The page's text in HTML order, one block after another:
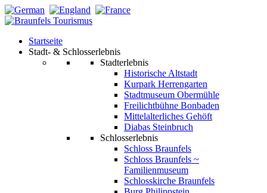
Startseite
Stadt- & Schlosserlebnis
Stadterlebnis
Historische Altstadt
Kurpark Herrengarten
Stadtmuseum Obermühle
Freilichtbühne Bonbaden
Mittelalterliches Gehöft
Diabas Steinbruch
Schlosserlebnis
Schloss Braunfels
Schloss Braunfels ~
Familienmuseum
Schlosskirche Braunfels